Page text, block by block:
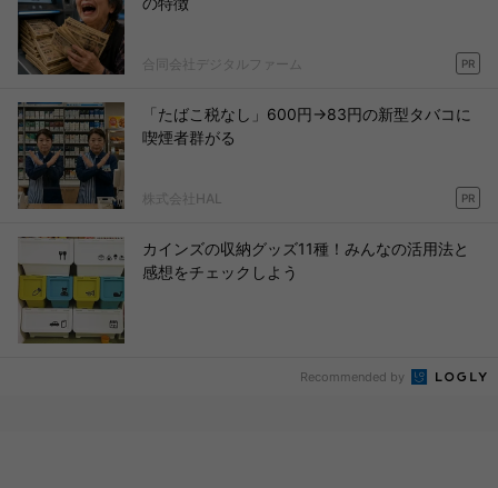
合同会社デジタルファーム PR
「たばこ税なし」600円→83円の新型タバコに
喫煙者群がる
株式会社HAL PR
カインズの収納グッズ11種！みんなの活用法と
感想をチェックしよう
Recommended by